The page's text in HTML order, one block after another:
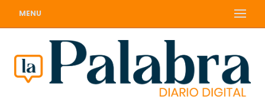
MENU